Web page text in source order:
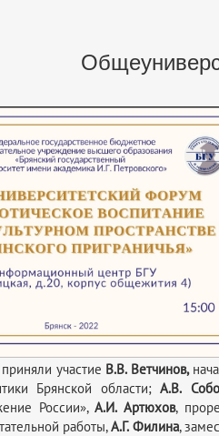
участие В.В. Ветчинов,
Брянской области;А.В.
России»,А.И. Артюхов,
работы,А.Г. Филина,